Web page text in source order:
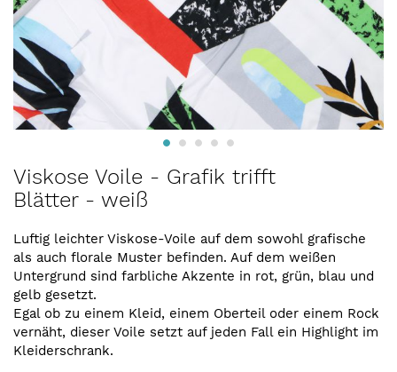
Anfang
der
springen
Viskose Voile - Grafik trifft
Blätter - weiß
Luftig leichter Viskose-Voile auf dem sowohl grafische
als auch florale Muster befinden. Auf dem weißen
Untergrund sind farbliche Akzente in rot, grün, blau und
gelb gesetzt.
Egal ob zu einem Kleid, einem Oberteil oder einem Rock
vernäht, dieser Voile setzt auf jeden Fall ein Highlight im
Kleiderschrank.